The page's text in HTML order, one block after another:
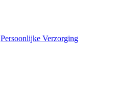
Persoonlijke Verzorging